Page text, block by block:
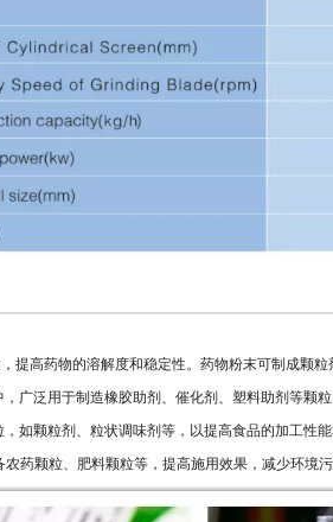
提高药物的溶解度和稳定性。药物粉末可制成颗粒
广泛用于制造橡胶助剂、催化剂、塑料助剂等颗
如颗粒剂、粒状调味剂等，以提高食品的加工性能
药颗粒、肥料颗粒等，提高施用效果，减少环境污